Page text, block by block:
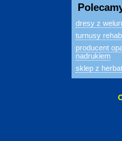
dresy z
turnusy
producent
nadrukiem
sklep z